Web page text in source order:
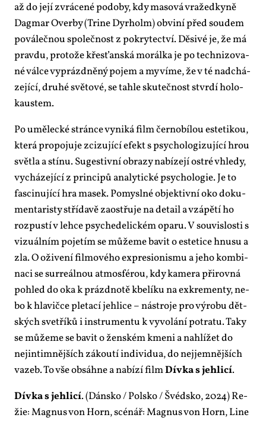
až do je­jí zvrá­ce­né po­do­by, kdy ma­so­vá vra­žed­ky­ně
Dag­mar Over­by (Tri­ne Dy­r­holm) ob­vi­ní před sou­dem
po­vá­leč­nou spo­leč­nost z po­kry­tec­tví. Dě­si­vé je, že má
prav­du, pro­to­že křes­ťan­ská mo­rál­ka je po tech­ni­zo­va­
né vál­ce vy­prázd­ně­ný po­jem a my ví­me, že v té nad­chá­
ze­jí­cí, dru­hé svě­to­vé, se ta­hle sku­teč­nost stvr­dí ho­lo­
kaus­tem.
Po umě­lec­ké strán­ce vy­ni­ká film čer­no­bí­lou es­te­ti­kou,
kte­rá pro­po­ju­je zci­zu­jí­cí efekt s psy­cho­lo­gi­zu­jí­cí hrou
svět­la a stí­nu. Su­ges­tiv­ní ob­ra­zy na­bí­ze­jí os­t­ré vhle­dy,
vy­chá­ze­jí­cí z prin­ci­pů ana­ly­tic­ké psy­cho­lo­gie. Je to
fas­ci­nu­jí­cí hra ma­sek. Po­my­sl­né ob­jek­tiv­ní oko do­ku­
men­ta­ris­ty stří­da­vě za­ost­řu­je na de­tail a vzá­pě­tí ho
roz­pus­tí v lehce psy­che­de­lic­kém opa­ru. V sou­vis­los­ti s
vi­zu­ál­ním po­je­tím se mů­že­me ba­vit o es­te­ti­ce hnu­su a
zla. O oži­ve­ní fil­mo­vé­ho ex­pre­si­o­nis­mu a je­ho kom­bi­
na­ci se surre­ál­nou at­mo­sfé­rou, kdy ka­me­ra při­rov­ná
po­hled do oka k prázd­no­tě kbe­lí­ku na ex­kre­men­ty, ne­
bo k hla­vič­ce ple­ta­cí jeh­li­ce – ná­stro­je pro vý­ro­bu dět­
ských sve­tří­ků i in­stru­men­tu k vy­vo­lá­ní po­tra­tu. Ta­ky
se mů­že­me se ba­vit o žen­ském kme­ni a na­hlí­žet do
nej­in­tim­něj­ších zá­kou­tí in­di­vi­dua, do nej­jem­něj­ších
va­zeb. To vše ob­sáh­ne a na­bí­zí filmDív­ka s jeh­li­cí.
Dív­ka s jeh­li­cí. (Dán­sko / Pol­sko / Švéd­sko, 2024) Re­
žie: Mag­nus von Horn, scé­nář: Mag­nus von Horn, Li­ne